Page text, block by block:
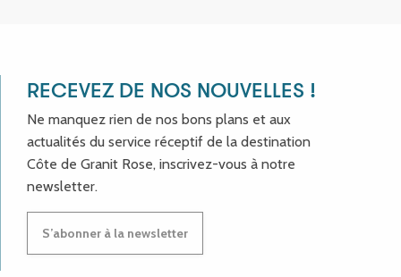
RECEVEZ DE NOS NOUVELLES !
Ne manquez rien de nos bons plans et aux
actualités du service réceptif de la destination
Côte de Granit Rose, inscrivez-vous à notre
newsletter.
S’abonner à la newsletter